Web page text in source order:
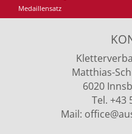
Medaillensatz
Matthias-
6020
Tel. +43
Mail: office